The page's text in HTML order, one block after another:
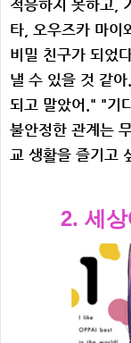
적응하지 못하고,
타, 오우즈카 마이
비밀 친구가 되었
낼 수 있을 것 같
되고 말았어." "기
불안정한 관계는
교 생활을 즐기고
2. 세